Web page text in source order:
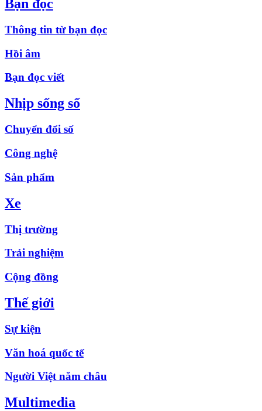
Bạn đọc
Thông tin từ bạn đọc
Hồi âm
Bạn đọc viết
Nhịp sống số
Chuyển đổi số
Công nghệ
Sản phẩm
Xe
Thị trường
Trải nghiệm
Cộng đồng
Thế giới
Sự kiện
Văn hoá quốc tế
Người Việt năm châu
Multimedia